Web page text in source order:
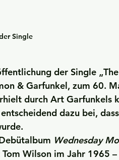
Single
der Single
& Garfunkel, zum 60.
durch Art Garfunkels
dazu bei,
Wednesday
Wilson im Jahr 1965